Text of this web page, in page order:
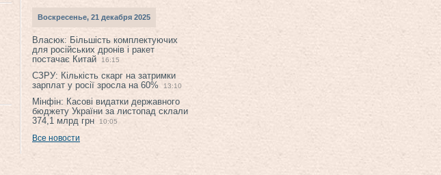
Воскресенье, 21 декабря 2025
Власюк: Більшість комплектуючих
для російських дронів і ракет
постачає Китай
16:15
СЗРУ: Кількість скарг на затримки
зарплат у росії зросла на 60%
13:10
Мінфін: Касові видатки державного
бюджету України за листопад склали
374,1 млрд грн
10:05
Все новости